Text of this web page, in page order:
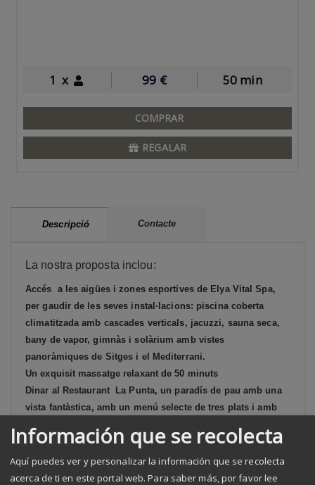
1 x 99 € 50 min
COMPRAR
REGALAR
La nostra proposta inclou:
Accés a les aigües i zones esportives de Elya Vital Spa,
per gaudir de les seves instal·lacions: piscina coberta
climatitzada amb cascades verticals, jacuzzi, sauna seca,
bany de vapor, gimnàs i solàrium amb vistes
panoràmiques de Sitges i el Mediterrani.
Un exquisit massatge relaxant de 50 minuts
Dinar al Restaurant La Punta, un paradís de pau amb una
vista fantàstica, amb un menú selecte de tres plats i amb
Descripció Contacte
Información que se recolecta
Aquí puedes ver y personalizar la información que se recolecta
acerca de ti en este portal web. Para saber más, por favor lee